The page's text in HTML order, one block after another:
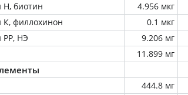
Н, биотин
4.956 мкг
К, филлохинон
0.1 мкг
РР, НЭ
9.206 мг
11.899 мг
444.8 мг